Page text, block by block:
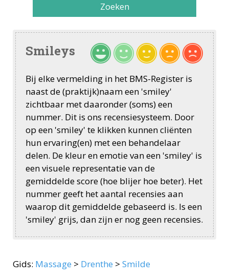
Zoeken
Smileys
Bij elke vermelding in het BMS-Register is
naast de (praktijk)naam een 'smiley'
zichtbaar met daaronder (soms) een
nummer. Dit is ons recensiesysteem. Door
op een 'smiley' te klikken kunnen cliënten
hun ervaring(en) met een behandelaar
delen. De kleur en emotie van een 'smiley' is
een visuele representatie van de
gemiddelde score (hoe blijer hoe beter). Het
nummer geeft het aantal recensies aan
waarop dit gemiddelde gebaseerd is. Is een
'smiley' grijs, dan zijn er nog geen recensies.
Gids: Massage > Drenthe > Smilde